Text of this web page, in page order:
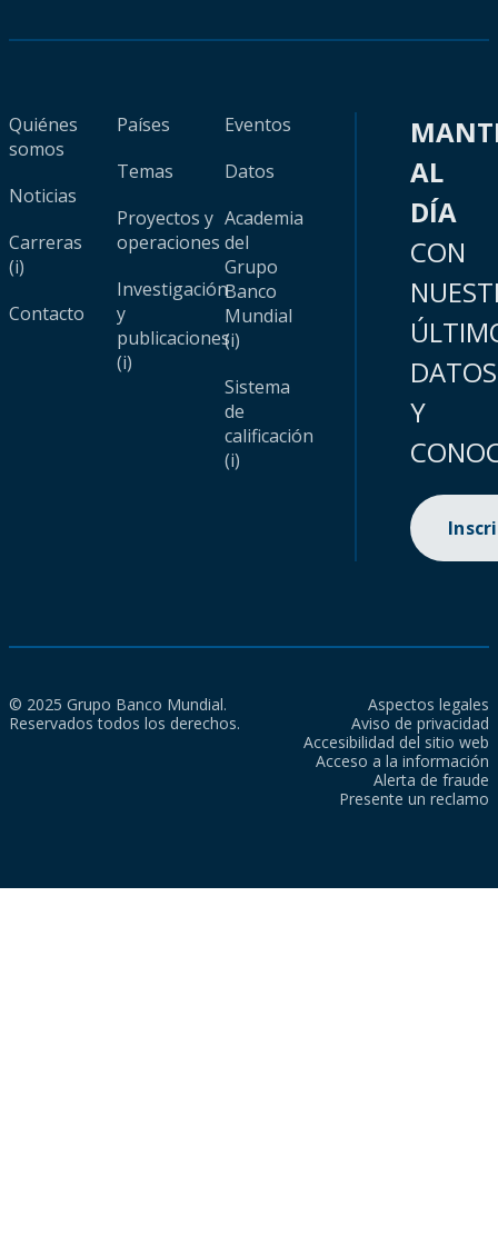
Quiénes
somos
Noticias
Carreras
(i)
Contacto
Países
Temas
Proyectos y
operaciones
Investigación
y
publicaciones
(i)
Eventos
Datos
Academia
del
Grupo
Banco
Mundial
(i)
Sistema
de
calificación
(i)
AL
DÍA
CON
DATOS
Y
© 2025 Grupo Banco Mundial.
Reservados todos los derechos.
Aspectos legales
Aviso de privacidad
Accesibilidad del sitio web
Acceso a la información
Alerta de fraude
Presente un reclamo